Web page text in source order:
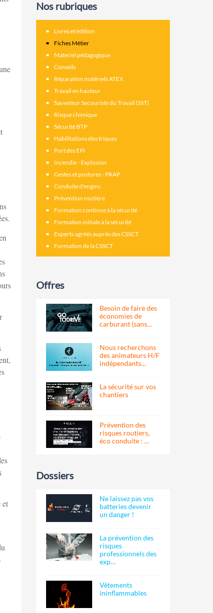
et
Nos rubriques
Livres et édition
Fiches Métier
Materiel pédagogique
Conseils
Réparation matériels ATEX
Travail en hauteur
Sauveteur Secouriste du Travail (SST)
Risque chimique
Sécurité BTP
Habilitations électriques
Port des EPI
Incendie - Explosion
Gestes et postures - PRAP
Conduite d'engins
Prévention routière
Formation continue à la sécurité
Formation initiale à la sécurité
Experts agréés auprés des CSSCT
Formation de la CSSCT
Offres
Besoin de faire des
économies de
carburant (sans…
Nous recherchons
des animateurs H/F
indépendants…
La sécurité sur vos
chantiers
Prévention des
risques routiers,
éco conduite : …
Dossiers
Ne laissez pas vos
batteries devenir
un danger !
La prévention des
risques
professionnels des
exp…
Vêtements
ininflammables